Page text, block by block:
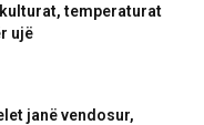
temperaturat
ujë
janë vendosur,